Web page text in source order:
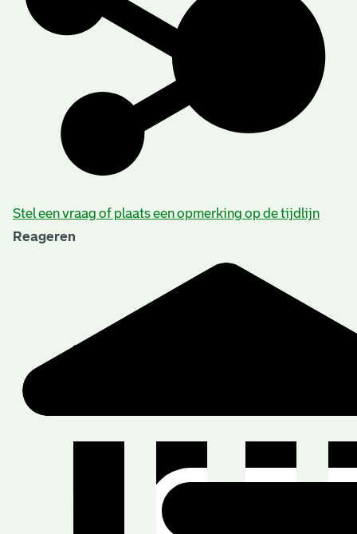
Stel een vraag of plaats een opmerking op de tijdlijn
Reageren